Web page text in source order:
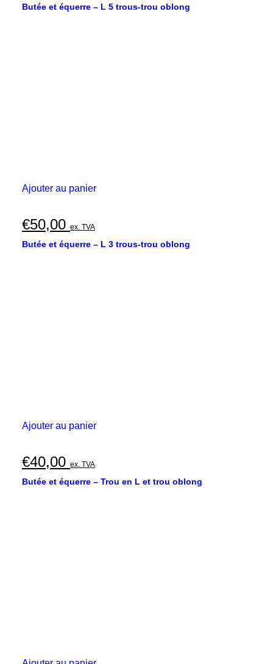
Butée et équerre – L 5 trous-trou oblong
Ajouter au panier
€50,00 ex. TVA
Butée et équerre – L 3 trous-trou oblong
Ajouter au panier
€40,00 ex. TVA
Butée et équerre – Trou en L et trou oblong